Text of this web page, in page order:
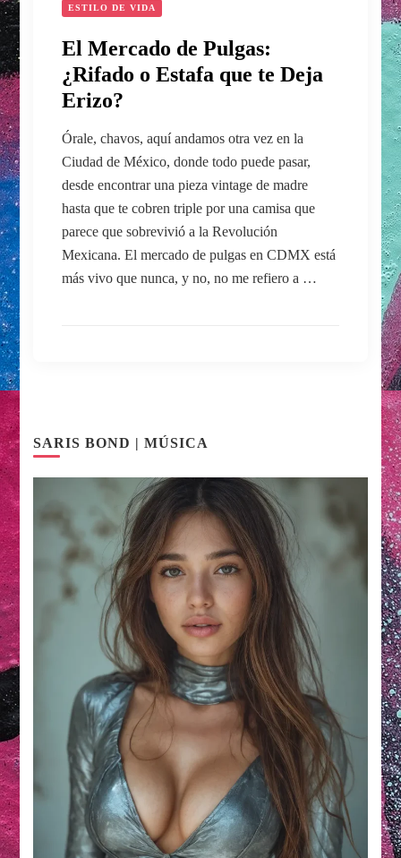
ESTILO DE VIDA
El Mercado de Pulgas:
¿Rifado o Estafa que te Deja
Erizo?
Órale, chavos, aquí andamos otra vez en la
Ciudad de México, donde todo puede pasar,
desde encontrar una pieza vintage de madre
hasta que te cobren triple por una camisa que
parece que sobrevivió a la Revolución
Mexicana. El mercado de pulgas en CDMX está
más vivo que nunca, y no, no me refiero a …
SARIS BOND | MÚSICA